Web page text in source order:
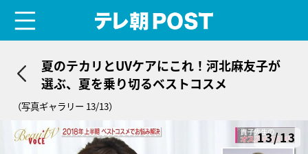
夏のテカリとUVケアにこれ！河北麻友子が
選ぶ、夏を乗り切るベストコスメ
（写真ギャラリー 13/13）
13/13